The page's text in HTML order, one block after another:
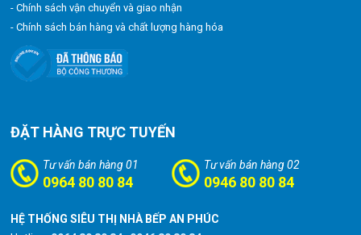
- Chính sách vận chuyển và giao nhận
- Chính sách bán hàng và chất lượng hàng hóa
ĐẶT HÀNG TRỰC TUYẾN
Tư vấn bán hàng 01
0964 80 80 84
Tư vấn bán hàng 02
0946 80 80 84
HỆ THỐNG SIÊU THỊ NHÀ BẾP AN PHÚC